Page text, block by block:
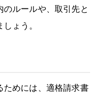
ルールや、取引先と
ょう。
ためには、適格請求書